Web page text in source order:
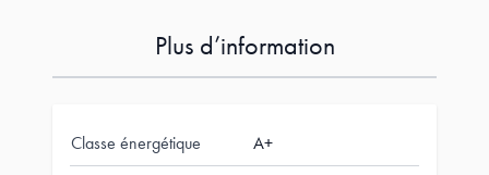
Plus d’information
Classe énergétique A+